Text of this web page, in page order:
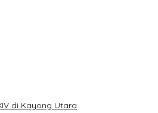
di Kayong Utara